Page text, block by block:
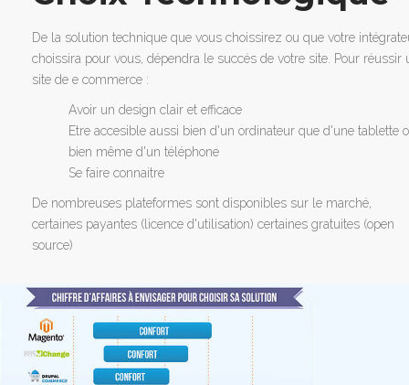
De la solution technique que vous choissirez ou que votre
choissira pour vous, dépendra le succés de votre site. Pour réussir
site de e commerce :
Avoir un design clair et efficace
Etre accesible aussi bien d'un ordinateur que d'une tablette
bien même d'un téléphone
Se faire connaitre
De nombreuses plateformes sont disponibles sur le marché,
certaines payantes (licence d'utilisation) certaines gratuites (open
source)